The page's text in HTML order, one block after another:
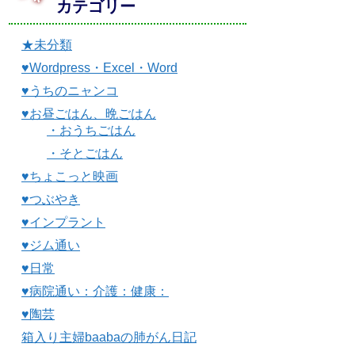
カテゴリー
★未分類
♥Wordpress・Excel・Word
♥うちのニャンコ
♥お昼ごはん、晩ごはん
・おうちごはん
・そとごはん
♥ちょこっと映画
♥つぶやき
♥インプラント
♥ジム通い
♥日常
♥病院通い：介護：健康：
♥陶芸
箱入り主婦baabaの肺がん日記